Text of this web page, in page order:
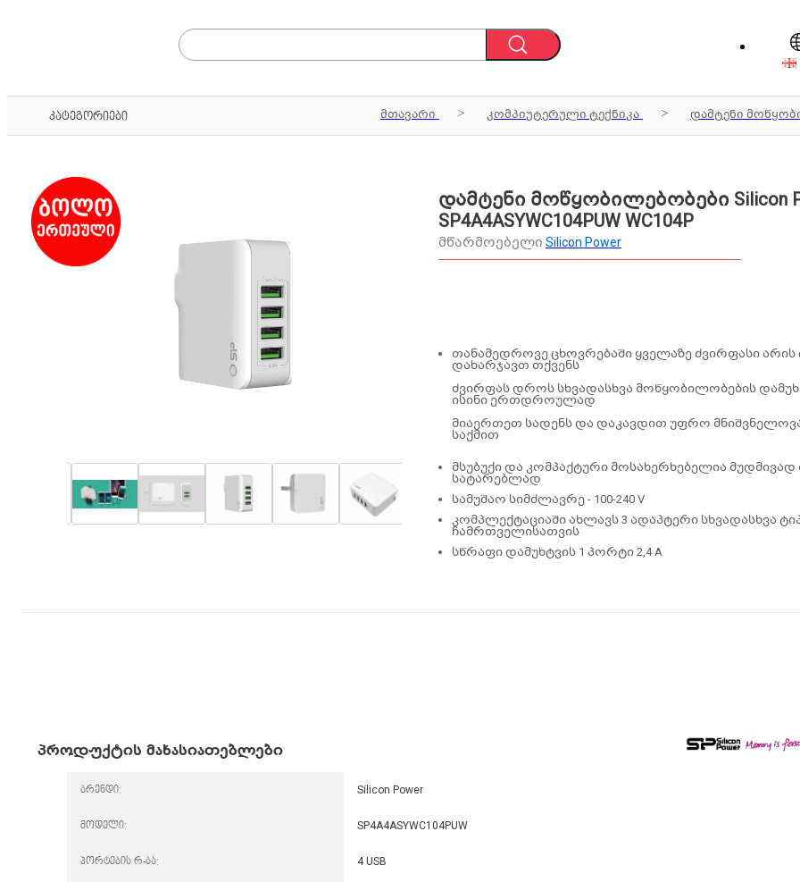
კატეგორიები მთავარი კომპიუტერული ტექნიკა დამტენი
დამტენი მოწყობილებობები Silicon
SP4A4ASYWC104PUW WC104P
მწარმოებელი Silicon Power
თანამედროვე ცხოვრებაში ყველაზე ძვირფასი
დახარჯავთ თქვენს
ძვირფას დროს სხვადასხვა მოწყობილობების
ისინი ერთდროულად
მიაერთეთ სადენს და დაკავდით უფრო
საქმით
მსუბუქი და კომპაქტური მოსახერხებელია მუდმივად
სატარებლად
სამუშაო სიმძლავრე - 100-240 V
კომპლექტაციაში ახლავს 3 ადაპტერი სხვადასხვა
ჩამრთველისათვის
სწრაფი დამუხტვის 1 პორტი 2,4 A
პროდუქტის მახასიათებლები
ბრენდი: Silicon Power
მოდელი: SP4A4ASYWC104PUW
პორტების რ-ბა: 4 USB